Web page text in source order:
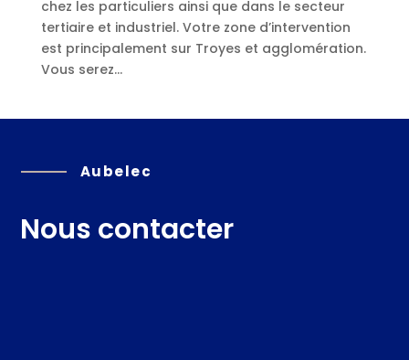
chez les particuliers ainsi que dans le secteur
tertiaire et industriel. Votre zone d’intervention
est principalement sur Troyes et agglomération.
Vous serez...
Aubelec
Nous contacter